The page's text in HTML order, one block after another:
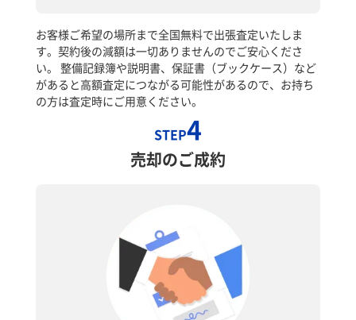
お客様ご希望の場所まで全国無料で出張査定いたしま
す。契約後の減額は一切ありませんのでご安心くださ
い。 整備記録簿や説明書、保証書（ブックケース）など
があると高額査定につながる可能性があるので、お持ち
の方は査定時にご用意ください。
STEP4
売却のご成約